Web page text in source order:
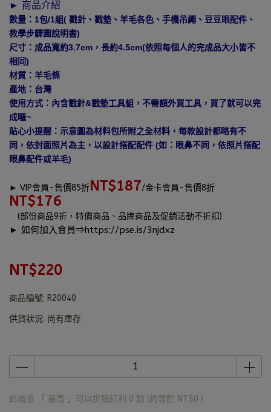
► 商品介紹
數量：1包/1組( 戳針、戳墊、羊毛各色、手機吊繩、豆豆眼配件、
教學步驟圖說明書)
尺寸：成品寬約3.7cm，長約4.5cm(依照每個人的完成品大小皆不
相同)
材質：羊毛條
產地：台灣
使用方式：內含戳針&戳墊工具組，不需額外買工具，買了就可以完
成囉~
貼心小提醒：示意圖為材料包所附之全材料，每款設計都略有不
同，依封面照片為主，以設計搭配配件 (如：眼鼻不同，依照片搭配
眼鼻配件或羊毛)
► VIP會員-售價85折 NT$187/金卡會員-售價8折
NT$176
(部份商品9折，特價商品、品牌商品及促銷活動不折扣)
► 如何加入會員⇒https://pse.is/3njdxz
NT$220
商品編號: R20040
供貨狀況: 尚有庫存
此商品 「 最高 」可以折抵紅利 0 點 (約等於 NT$0 )